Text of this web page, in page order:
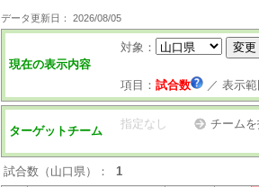
データ更新日： 2026/08/05
現在の表示内容
対象：
項目： 試合数 ／ 表示
ターゲットチーム
指定なし チーム
試合数（山口県）： 1